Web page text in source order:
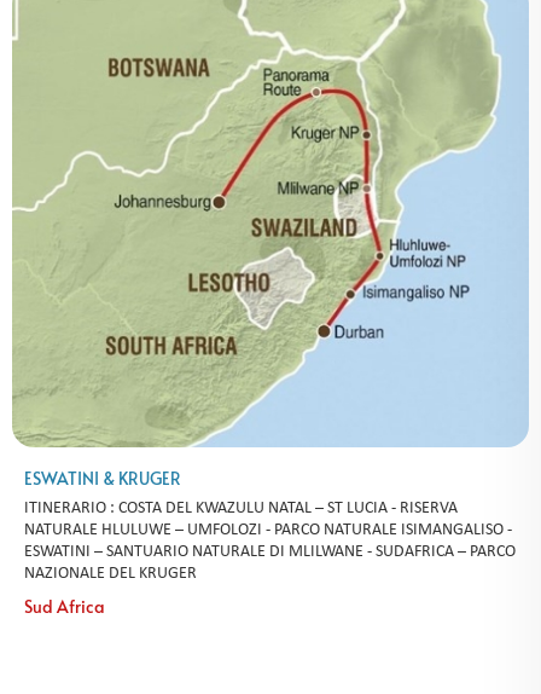
ESWATINI & KRUGER
ITINERARIO : COSTA DEL KWAZULU NATAL – ST LUCIA - RISERVA
NATURALE HLULUWE – UMFOLOZI - PARCO NATURALE ISIMANGALISO -
ESWATINI – SANTUARIO NATURALE DI MLILWANE - SUDAFRICA – PARCO
NAZIONALE DEL KRUGER
Sud Africa